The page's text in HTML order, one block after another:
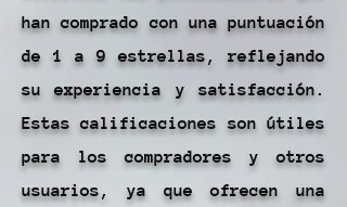
han comprado con una puntuación
de 1 a 9 estrellas, reflejando
su experiencia y satisfacción.
Estas calificaciones son útiles
para los compradores y otros
usuarios, ya que ofrecen una